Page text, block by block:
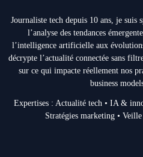
Journaliste tech depuis 10 ans, je suis
l’analyse des tendances
l’intelligence artificielle aux
décrypte l’actualité connectée sans
sur ce qui impacte réellement nos
business
Expertises : Actualité tech • IA &
Stratégies marketing •